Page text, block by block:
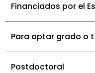
Financiados por el
Para optar grado o
Postdoctoral